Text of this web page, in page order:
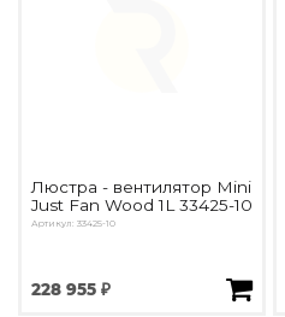
Люстра - вентилятор Mini
Just Fan Wood 1L 33425-10
Артикул: 33425-10
228 955 ₽